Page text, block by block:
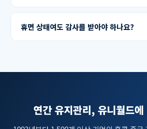
휴면 상태여도 감사를 받아야 하나요?
연간 유지관리, 유니월드에